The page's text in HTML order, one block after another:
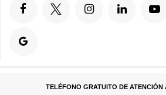
TELÉFONO GRATUITO DE ATENCIÓN